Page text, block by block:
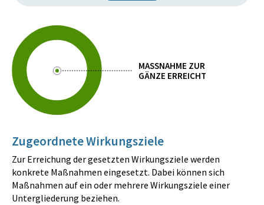
MASSNAHME ZUR
GÄNZE ERREICHT
Zugeordnete Wirkungsziele
Zur Erreichung der gesetzten Wirkungsziele werden
konkrete Maßnahmen eingesetzt. Dabei können sich
Maßnahmen auf ein oder mehrere Wirkungsziele einer
Untergliederung beziehen.